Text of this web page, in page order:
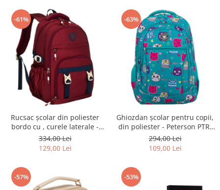
-61%
Rucsac școlar din poliester
bordo cu , curele laterale -
Peterson PTR-PTN 8594-1402
BORDO
334,00 Lei
129,00 Lei
-63%
Ghiozdan școlar pentru copii,
din poliester - Peterson PTR-
PTN BIEDRONKA G28
294,00 Lei
109,00 Lei
-57% -53%